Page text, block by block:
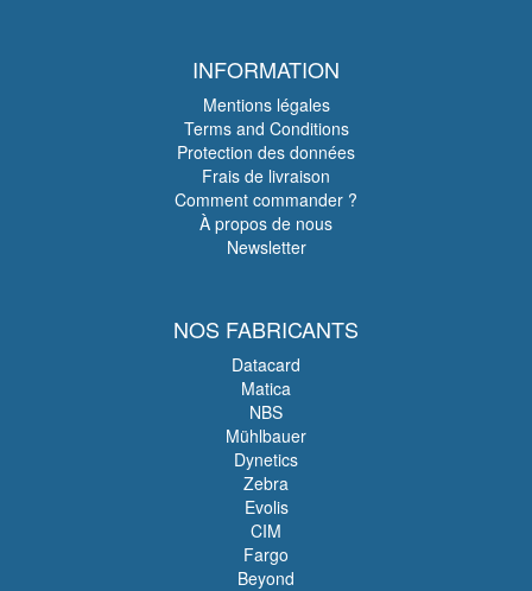
INFORMATION
Mentions légales
Terms and Conditions
Protection des données
Frais de livraison
Comment commander ?
À propos de nous
Newsletter
NOS FABRICANTS
Datacard
Matica
NBS
Mühlbauer
Dynetics
Zebra
Evolis
CIM
Fargo
Beyond